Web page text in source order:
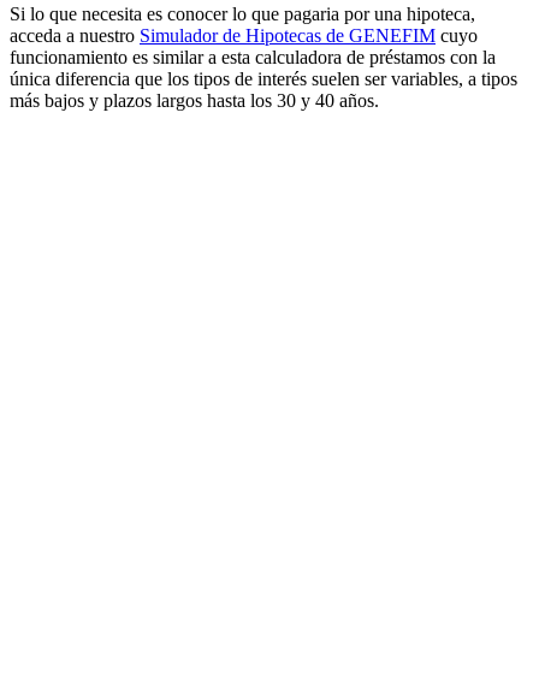
Si lo que necesita es conocer lo que pagaria por una hipoteca,
acceda a nuestro Simulador de Hipotecas de GENEFIM cuyo
funcionamiento es similar a esta calculadora de préstamos con la
única diferencia que los tipos de interés suelen ser variables, a tipos
más bajos y plazos largos hasta los 30 y 40 años.